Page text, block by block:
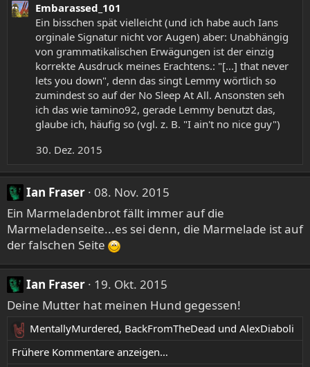
Embarassed_101
Ein bisschen spät vielleicht (und ich habe auch Ians
orginale Signatur nicht vor Augen) aber: Unabhängig
von grammatikalischen Erwägungen ist der einzig
korrekte Ausdruck meines Erachtens.: "[...] that never
lets you down", denn das singt Lemmy wörtlich so
zumindest so auf der No Sleep At All. Ansonsten seh
ich das wie tamino92, gerade Lemmy benutzt das,
glaube ich, häufig so (vgl. z. B. "I ain't no nice guy")
30. Dez. 2015
Ian Fraser 08. Nov. 2015
Ein Marmeladenbrot fällt immer auf die
Marmeladenseite...es sei denn, die Marmelade ist auf
der falschen Seite
Ian Fraser
19. Okt. 2015
Deine Mutter hat meinen Hund gegessen!
R
e
MentallyMurdered, BackFromTheDead und AlexDiaboli
Frühere Kommentare anzeigen…